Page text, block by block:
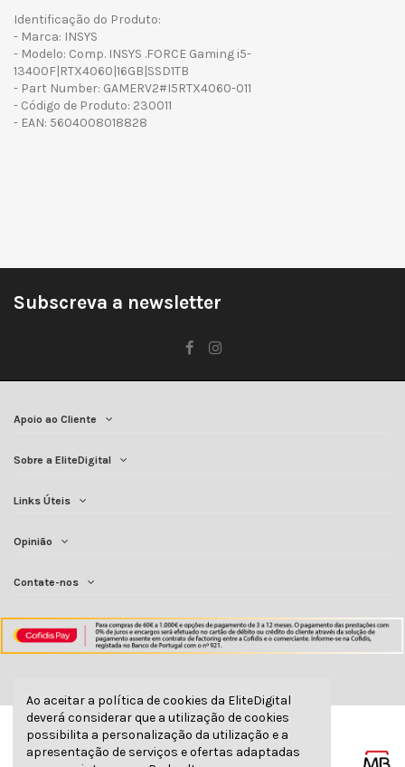
Identificação do Produto:
- Marca: INSYS
- Modelo: Comp. INSYS .FORCE Gaming i5-
13400F|RTX4060|16GB|SSD1TB
- Part Number: GAMERV2#I5RTX4060-011
- Código de Produto: 230011
- EAN: 5604008018828
Subscreva a newsletter
Apoio ao Cliente
Sobre a EliteDigital
Links Úteis
Opinião
Contate-nos
Ao aceitar a política de cookies da EliteDigital
deverá considerar que a utilização de cookies
possibilita a personalização da utilização e a
apresentação de serviços e ofertas adaptadas